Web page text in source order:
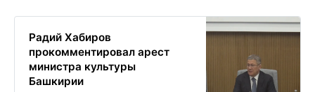
Радий Хабиров
прокомментировал арест
министра культуры
Башкирии